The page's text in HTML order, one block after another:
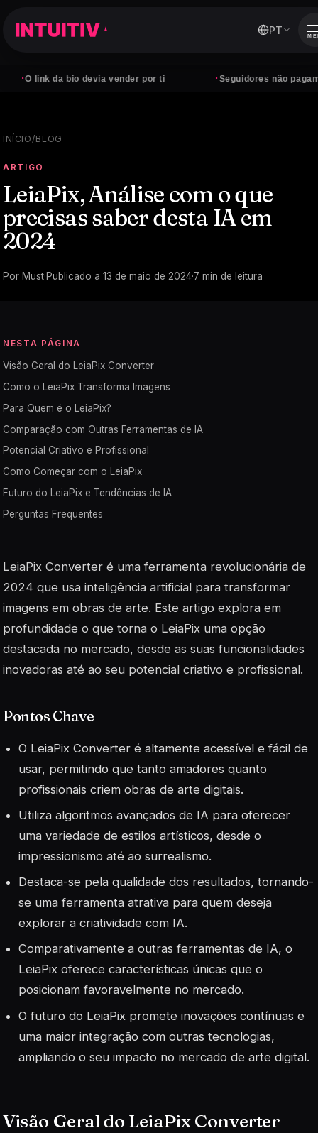
da bio devia vender por ti Seguidores não pagam
PT
INÍCIO/BLOG
ARTIGO
LeiaPix, Análise com o que
precisas saber desta IA em
2024
Por Must·Publicado a 13 de maio de 2024·7 min de leitura
NESTA PÁGINA
Visão Geral do LeiaPix Converter
Como o LeiaPix Transforma Imagens
Para Quem é o LeiaPix?
Comparação com Outras Ferramentas de IA
Potencial Criativo e Profissional
Como Começar com o LeiaPix
Futuro do LeiaPix e Tendências de IA
Perguntas Frequentes
LeiaPix Converter é uma ferramenta revolucionária de
2024 que usa inteligência artificial para transformar
imagens em obras de arte. Este artigo explora em
profundidade o que torna o LeiaPix uma opção
destacada no mercado, desde as suas funcionalidades
inovadoras até ao seu potencial criativo e profissional.
Pontos Chave
O LeiaPix Converter é altamente acessível e fácil de
usar, permitindo que tanto amadores quanto
profissionais criem obras de arte digitais.
Utiliza algoritmos avançados de IA para oferecer
uma variedade de estilos artísticos, desde o
impressionismo até ao surrealismo.
Destaca-se pela qualidade dos resultados, tornando-
se uma ferramenta atrativa para quem deseja
explorar a criatividade com IA.
Comparativamente a outras ferramentas de IA, o
LeiaPix oferece características únicas que o
posicionam favoravelmente no mercado.
O futuro do LeiaPix promete inovações contínuas e
uma maior integração com outras tecnologias,
ampliando o seu impacto no mercado de arte digital.
Visão Geral do LeiaPix Converter